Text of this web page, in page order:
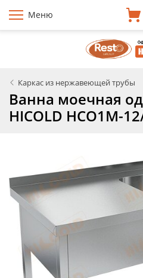
Меню
Каркас из нержавеющей трубы
Ванна моечная
HICOLD НСО1М-